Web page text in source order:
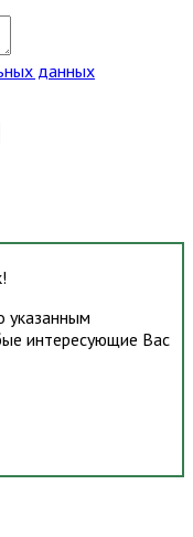
данных
указанным
интересующие Вас